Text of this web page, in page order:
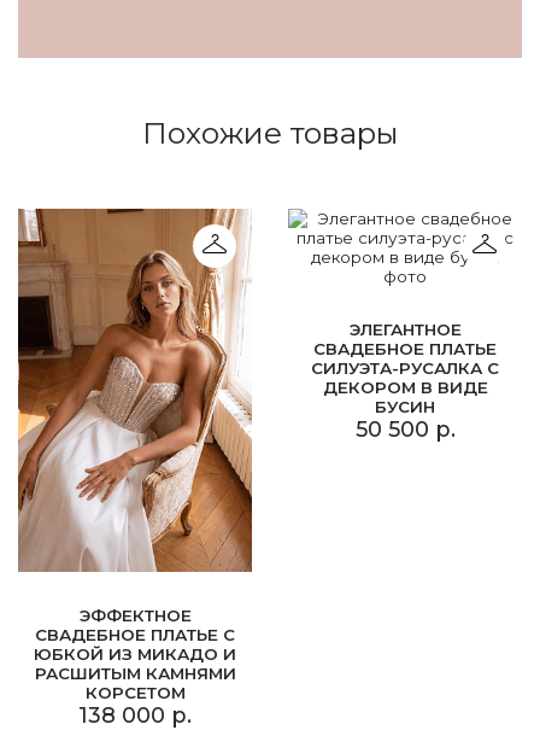
Похожие товары
ЭФФЕКТНОЕ
СВАДЕБНОЕ ПЛАТЬЕ С
ЮБКОЙ ИЗ МИКАДО И
РАСШИТЫМ КАМНЯМИ
КОРСЕТОМ
138 000 р.
ЭЛЕГАНТНОЕ
СВАДЕБНОЕ ПЛАТЬЕ
СИЛУЭТА-РУСАЛКА С
ДЕКОРОМ В ВИДЕ
БУСИН
50 500 р.